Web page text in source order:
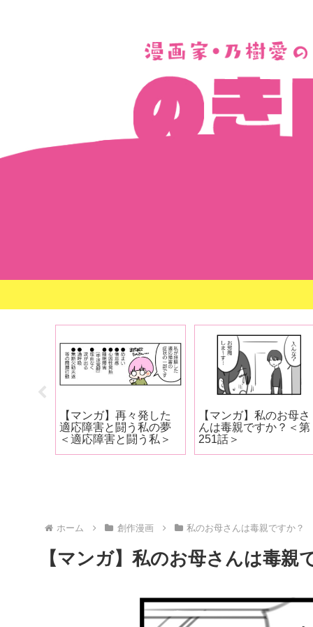
【マンガ】再々発した
適応障害と闘う私の夢
＜適応障害と闘う私＞
【マンガ】私のお母さ
んは毒親ですか？＜第
251話＞
ホーム 創作漫画 私のお母さんは毒親ですか？
【マンガ】私のお母さんは毒親